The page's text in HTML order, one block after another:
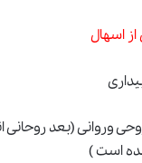
اسهال
وروانی (بعد
است )